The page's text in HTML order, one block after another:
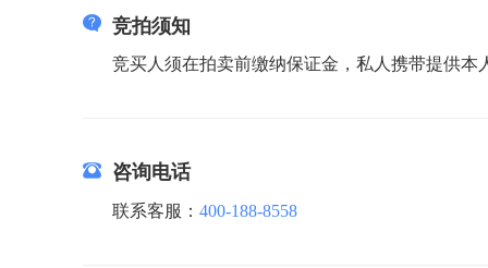
竞拍须知
竞买人须在拍卖前缴纳保证金，私人携带提供
咨询电话
联系客服： 400-188-8558